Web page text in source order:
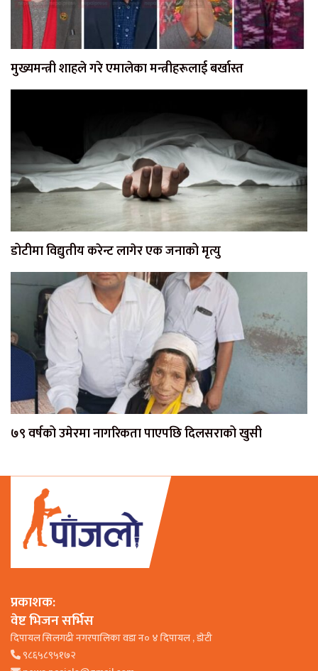
मुख्यमन्त्री शाहले गरे एमालेका मन्त्रीहरूलाई बर्खास्त
डोटीमा विद्युतीय करेन्ट लागेर एक जनाको मृत्यु
७९ वर्षको उमेरमा नागरिकता पाएपछि दिलसराको खुसी
प्रकाशक:
वेष्ट भिजन सर्भिस
दिपायल सिलगढी नगरपालिका वडा न० ४ दिपायल , डाेटी
९८६५८९५१७२